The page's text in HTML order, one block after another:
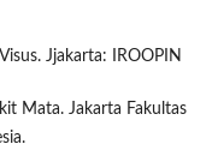
Jjakarta: IROOPIN
Mata. Jakarta Fakultas